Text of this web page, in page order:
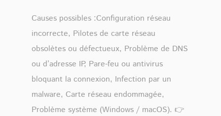
Causes possibles :Configuration réseau
incorrecte, Pilotes de carte réseau
obsolètes ou défectueux, Problème de DNS
ou d’adresse IP, Pare-feu ou antivirus
bloquant la connexion, Infection par un
malware, Carte réseau endommagée,
Problème système (Windows / macOS). 👉